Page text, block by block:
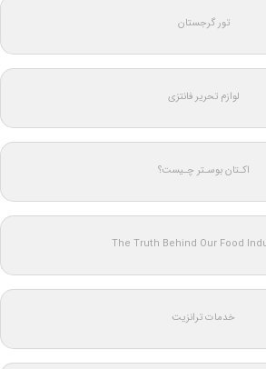
تور گرجستان
لوازم تحریر فانتزی
اکـتان بوسـتر چـیست؟
The Truth Behind Our Food
خدمات ترانزیت